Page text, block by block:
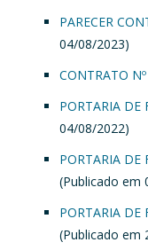
PARECER
04/08/2023)
CONTRATO
PORTARIA DE
04/08/2022)
PORTARIA DE
(Publicado em
PORTARIA DE
(Publicado em